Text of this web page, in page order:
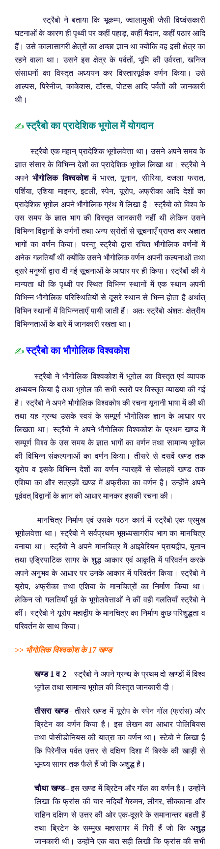
स्ट्रैबो ने बताया कि भूकम्प, ज्वालामुखी जैसी विध्वंसकारी
घटनाओं के कारण ही पृथ्वी पर कहीं पहाड़, कहीं मैदान, कहीं पठार आदि
हैं। उसे कालासागरी क्षेत्रों का अच्छा ज्ञान था क्योंकि वह इसी क्षेत्र का
रहने वाला था। उसने इस क्षेत्र के पर्वतों, भूमि की उर्वरता, खनिज
संसाधनों का विस्तृत अध्ययन कर विस्तारपूर्वक वर्णन किया। उसे
आल्पस, पिरेनीज, काकेशस, टॉरस, पोटस आदि पर्वतों की जानकारी
थी।
✍️स्ट्रैबो का प्रादेशिक भूगोल में योगदान
स्ट्रैबो एक महान् प्रादेशिक भूगोलवेत्ता था। उसने अपने समय के
ज्ञात संसार के विभिन्न देशों का प्रादेशिक भूगोल लिखा था। स्ट्रैबो ने
अपनेभौगोलिक विश्वकोशमें भारत, यूनान, सीरिया, दजला फरात,
पर्शिया, एशिया माइनर, इटली, स्पेन, यूरोप, अफ्रीका आदि देशों का
प्रादेशिक भूगोल अपने भौगोलिक ग्रंथ में लिखा है। स्ट्रैबो को विश्व के
उस समय के ज्ञात भाग की विस्तृत जानकारी नहीं थी लेकिन उसने
विभिन्न विद्वानों के वर्णनों तथा अन्य स्रोतों से सूचनाएँ प्राप्त कर अज्ञात
भागों का वर्णन किया। परन्तु स्ट्रैबो द्वारा रचित भौगोलिक वर्णनों में
अनेक गलतियाँ थीं क्योंकि उसने भौगोलिक वर्णन अपनी कल्पनाओं तथा
दूसरे मनुष्यों द्वारा दी गई सूचनाओं के आधार पर ही किया। स्ट्रैबों की ये
मान्यता थी कि पृथ्वी पर स्थित विभिन्न स्थानों में एक स्थान अपनी
विभिन्न भौगोलिक परिस्थितियों से दूसरे स्थान से भिन्न होता है अर्थात्
विभिन स्थानों में विभिन्नताएँ पायी जाती हैं। अतः स्ट्रैबो अंशतः क्षेत्रीय
विभिन्नताओं के बारे में जानकारी रखता था।
✍️स्ट्रैबो का भौगोलिक विश्वकोश
स्ट्रैबो ने भौगोलिक विश्वकोश में भूगोल का विस्तृत एवं व्यापक
अध्ययन किया है तथा भूगोल की सभी स्तरों पर विस्तृत व्याख्या की गई
है। स्ट्रैबो ने अपने भौगोलिक विश्वकोष की रचना यूनानी भाषा में की थी
तथा यह ग्रन्थ उसके स्वयं के सम्पूर्ण भौगोलिक ज्ञान के आधार पर
लिखता था। स्ट्रैबो ने अपने भौगोलिक विश्वकोश के प्रथम खण्ड में
सम्पूर्ण विश्व के उस समय के ज्ञात भागों का वर्णन तथा सामान्य भूगोल
की विभिन्न संकल्पनाओं का वर्णन किया। तीसरे से दसवें खण्ड तक
यूरोप व इसके विभिन्न देशों का वर्णन ग्यारहवें से सोलहवें खण्ड तक
एशिया का और सत्रहवें खण्ड में अफ्रीका का वर्णन है। उन्होंने अपने
पूर्ववत् विद्वानों के ज्ञान को आधार मानकर इसकी रचना की।
मानचित्र निर्माण एवं उसके पठन कार्य में स्ट्रैबो एक प्रमुख
भूगोलवेत्ता था। स्ट्रैबो ने सर्वप्रथम भूमध्यसागरीय भाग का मानचित्र
बनाया था। स्ट्रैबो ने अपने मानचित्र में आइबेरियन प्रायद्वीप, यूनान
तथा एड्रियाटिक सागर के शुद्ध आकार एवं आकृति में परिवर्तन करके
अपने अनुभव के आधार पर उनके आकार में परिवर्तन किया। स्ट्रैबो ने
यूरोप, अफ्रीका तथा एशिया के मानचित्रों का निर्माण किया था।
लेकिन जो गलतियाँ पूर्व के भूगोलवेत्ताओं ने कीं वही गलतियाँ स्ट्रैबो ने
कीं। स्ट्रैबो ने यूरोप महाद्वीप के मानचित्र का निर्माण कुछ परिशुद्धता व
परिवर्तन के साथ किया।
>> भौगोलिक विश्वकोश के 17 खण्ड
खण्ड 1 व 2– स्ट्रैबो ने अपने ग्रन्थ के प्रथम दो खण्डों में विश्व
भूगोल तथा सामान्य भूगोल की विस्तृत जानकारी दी।
तीसरा खण्ड– तीसरे खण्ड में यूरोप के स्पेन गॉल (फ्रांस) और
ब्रिटेन का वर्णन किया है। इस लेखन का आधार पोलिबियस
तथा पोसीडोनियस की यात्रा का वर्णन था। स्टेबो ने लिखा है
कि पिरेनीज पर्वत उत्तर से दक्षिण दिशा में बिस्के की खाड़ी से
भूमध्य सागर तक फैले हैं जो कि अशुद्ध है।
चौथा खण्ड– इस खण्ड में ब्रिटेन और गॉल का वर्णन है। उन्होंने
लिखा कि फ्रांस की चार नदियाँ गेरुमन, लीगर, सीक्काना और
राहिन दक्षिण से उत्तर की ओर एक-दूसरे के समानान्तर बहती हैं
तथा ब्रिटेन के सम्मुख महासागर में गिरी हैं जो कि अशुद्ध
जानकारी थी। उन्होंने एक बात सही लिखी कि फ्रांस की सभी